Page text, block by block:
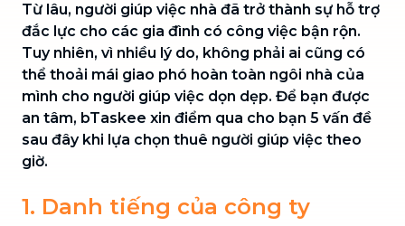
Từ lâu, người giúp việc nhà đã trở thành sự hỗ trợ
đắc lực cho các gia đình có công việc bận rộn.
Tuy nhiên, vì nhiều lý do, không phải ai cũng có
thể thoải mái giao phó hoàn toàn ngôi nhà của
mình cho người giúp việc dọn dẹp. Để bạn được
an tâm, bTaskee xin điểm qua cho bạn 5 vấn đề
sau đây khi lựa chọn thuê người giúp việc theo
giờ.
1. Danh tiếng của công ty